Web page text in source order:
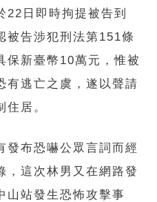
22日即時拘提被告到
被告涉犯刑法第151條
保新臺幣10萬元，惟被
有逃亡之虞，遂以聲請
居。
發布恐嚇公眾言詞而經
，這次林男又在網路發
山站發生恐怖攻擊事